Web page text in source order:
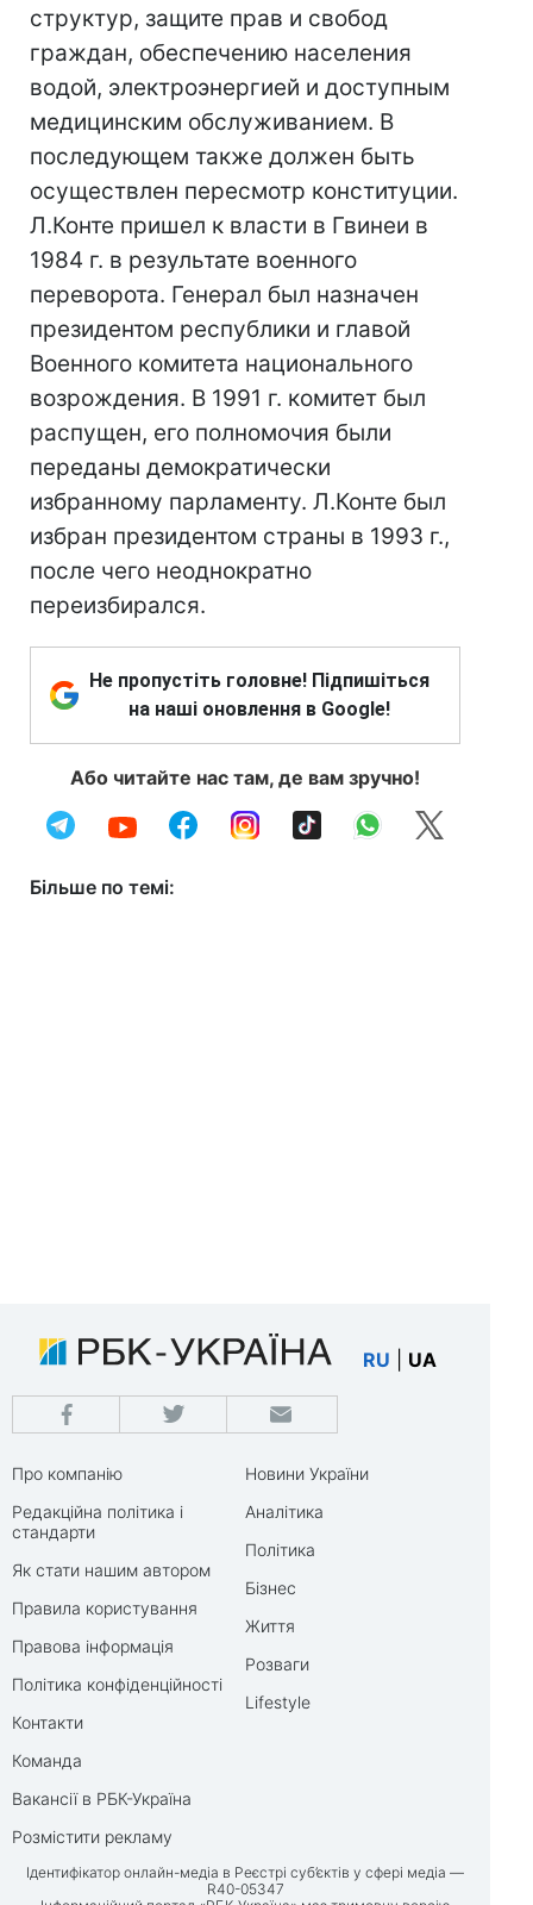
структур, защите прав и свобод
граждан, обеспечению населения
водой, электроэнергией и доступным
медицинским обслуживанием. В
последующем также должен быть
осуществлен пересмотр конституции.
Л.Конте пришел к власти в Гвинеи в
1984 г. в результате военного
переворота. Генерал был назначен
президентом республики и главой
Военного комитета национального
возрождения. В 1991 г. комитет был
распущен, его полномочия были
переданы демократически
избранному парламенту. Л.Конте был
избран президентом страны в 1993 г.,
после чего неоднократно
переизбирался.
Не пропустіть головне! Підпишіться
на наші оновлення в Google!
Або читайте нас там, де вам зручно!
Більше по темі:
RU UA
Про компанію
Редакційна політика і
стандарти
Як стати нашим автором
Правила користування
Правова інформація
Політика конфіденційності
Контакти
Команда
Вакансії в РБК-Україна
Розмістити рекламу
Новини України
Аналітика
Політика
Бізнес
Життя
Розваги
Lifestyle
Ідентифікатор онлайн-медіа в Реєстрі суб’єктів у сфері медіа —
R40-05347